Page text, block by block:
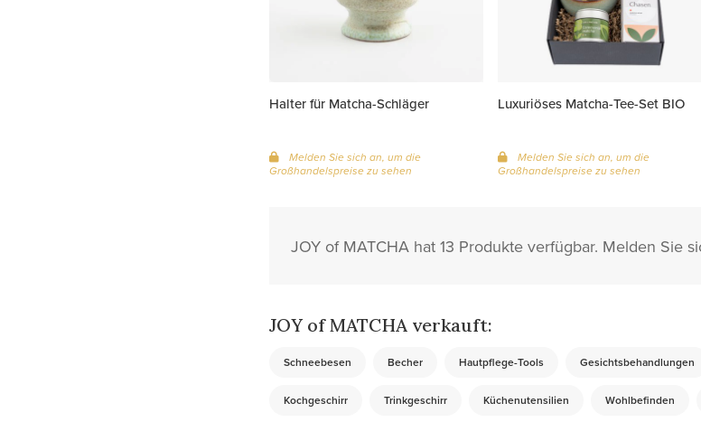
Halter für Matcha-Schläger
Melden Sie sich an, um die
Großhandelspreise zu sehen
Luxuriöses Matcha-Tee-Set BIO
Melden Sie sich an, um die
Großhandelspreise zu sehen
JOY of MATCHA hat 13 Produkte verfügbar. Melden Sie
JOY of MATCHA verkauft:
Schneebesen Becher Hautpflege-Tools Gesichtsbehandlungen
Kochgeschirr Trinkgeschirr Küchenutensilien Wohlbefinden